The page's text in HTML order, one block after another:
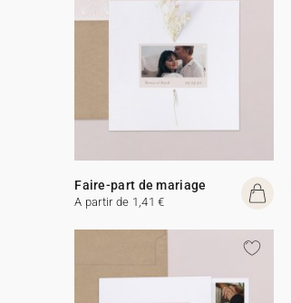
Faire-part de mariage
A partir de 1,41 €